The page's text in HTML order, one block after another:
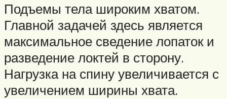
Подъемы тела широким хватом.
Главной задачей здесь является
максимальное сведение лопаток и
разведение локтей в сторону.
Нагрузка на спину увеличивается с
увеличением ширины хвата.